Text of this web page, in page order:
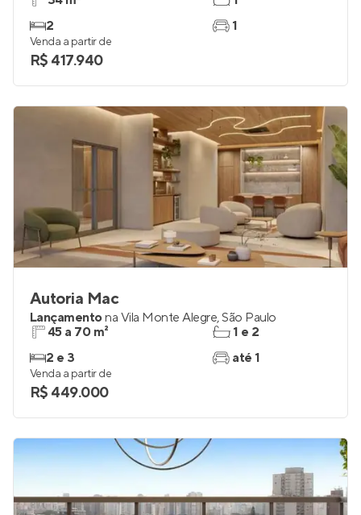
2
1
Venda a partir de
R$ 417.940
Autoria Mac
Lançamentona Vila Monte Alegre,São Paulo
45 a 70 m²
2 e 3
1 e 2
até 1
Venda a partir de
R$ 449.000